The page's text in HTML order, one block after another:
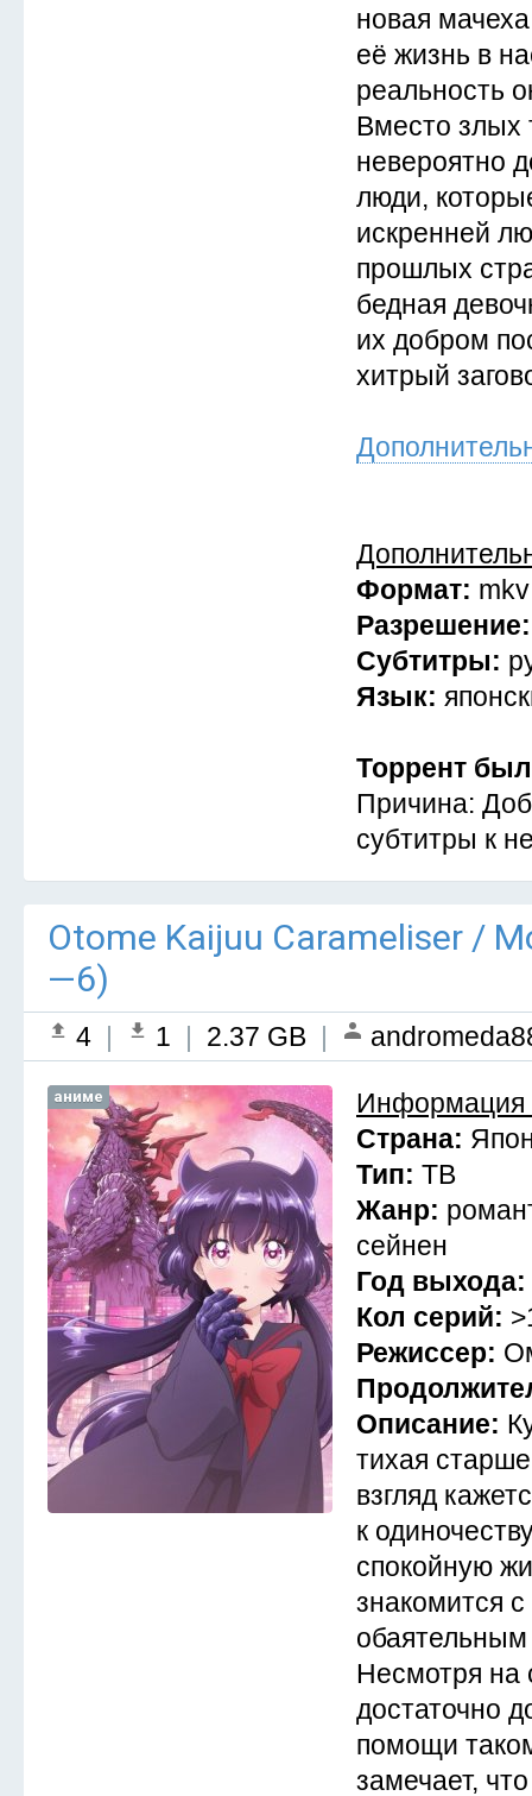
новая
её жизнь в
реальность
Вместо злых
невероятно
люди,
искренней
прошлых
бедная
их добром
хитрый
Формат: mkv
Субтитры:
Язык:
Торрент
Причина:
субтитры к
Otome Kaijuu Carameliser /
—6)
4 | 1 | 2.37 GB |
аниме
Информация
Страна:
Тип: ТВ
Жанр:
сейнен
Год выхода:
Кол серий:
Режиссер:
Описание:
тихая
взгляд
к
спокойную
знакомится
Несмотря на
достаточно
помощи
замечает,